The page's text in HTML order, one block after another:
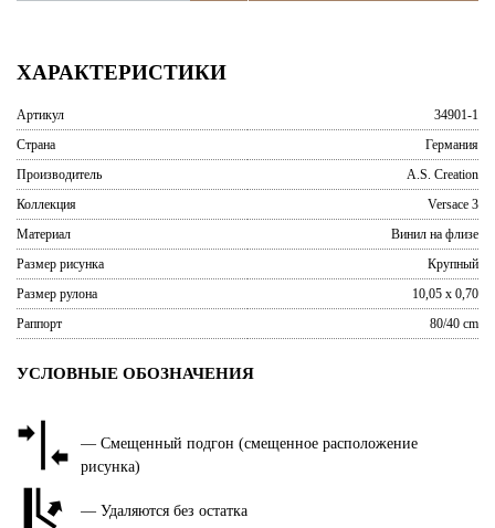
ХАРАКТЕРИСТИКИ
Артикул
34901-1
Страна
Германия
Производитель
A.S. Creation
Коллекция
Versace 3
Материал
Винил на флизе
Размер рисунка
Крупный
Размер рулона
10,05 x 0,70
Раппорт
80/40 cm
УСЛОВНЫЕ ОБОЗНАЧЕНИЯ
— Смещенный подгон (смещенное расположение
рисунка)
— Удаляются без остатка